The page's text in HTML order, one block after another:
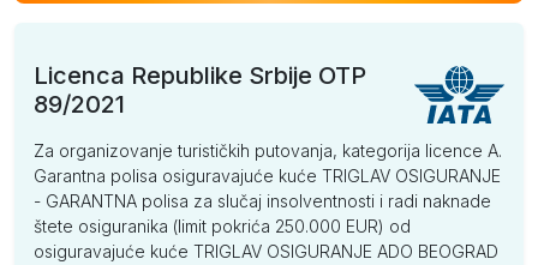
Licenca Republike Srbije OTP
89/2021
Za organizovanje turističkih putovanja, kategorija licence A.
Garantna polisa osiguravajuće kuće TRIGLAV OSIGURANJE
- GARANTNA polisa za slučaj insolventnosti i radi naknade
štete osiguranika (limit pokrića 250.000 EUR) od
osiguravajuće kuće TRIGLAV OSIGURANJE ADO BEOGRAD